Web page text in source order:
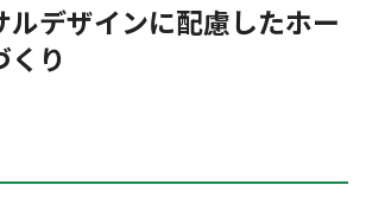
ルデザインに配慮したホー
り